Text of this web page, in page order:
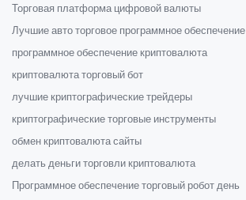
Торговая платформа цифровой валюты
Лучшие авто торговое программное обеспечение
программное обеспечение криптовалюта
криптовалюта торговый бот
лучшие криптографические трейдеры
криптографические торговые инструменты
обмен криптовалюта сайты
делать деньги торговли криптовалюта
Программное обеспечение торговый робот день